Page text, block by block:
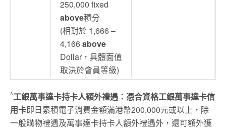
250,000 fixed
above積分
(相對於 1,666 –
4,166above
Dollar，具體面值
取決於會員等級)
^工銀萬事達卡持卡人額外禮遇：憑合資格工銀萬事達卡信
用卡即日累積電子消費金額滿港幣200,000元或以上，除
一般購物禮遇及萬事達卡持卡人額外禮遇外，還可額外獲